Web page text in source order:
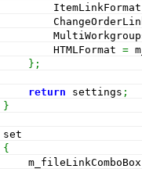
=
} ;
return settings ;
}
{